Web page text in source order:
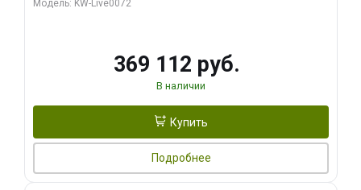
Модель: KW-Live0072
369 112 руб.
В наличии
Купить
Подробнее